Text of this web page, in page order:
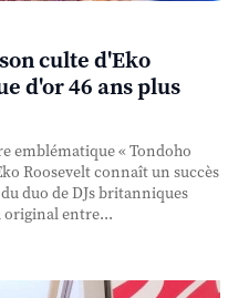
culte d'Eko
d'or 46 ans plus
emblématique « Tondoho
Roosevelt connaît un succès
duo de DJs britanniques
original entre...